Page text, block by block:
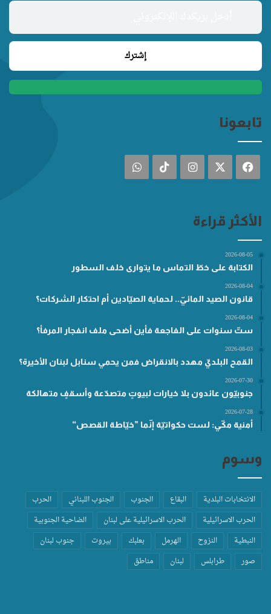
تابعونا
فيسبوك انستقرام ‫TikTokواتساب
الأكثر قراءة
2026-08-05
الكتابة على خطّ التماس ما يتوارى خلف السطور
2026-08-04
قانون الصيد المائيّ.. لحماية الصيّادين أم احتكار الشركات؟
2026-08-04
ستّ سنوات على الفاجعة فأين أضحى ملف انفجار المرفأ؟
2026-08-03
القمح البلديّ مهدد بالانقراض فمن يحمي سنابل لبنان الأخيرة؟
2026-07-30
جنوبيّون عائدون بلا خيارات لبيوتٍ متصدّعة وأسقفٍ متهالكة
2026-07-28
أمنية مكّي: لست حكواتيّة إنّما ”خيّاطة القصص“
وسوم
الانتخابات البلدية البقاع الجنوب الجنوب اللبناني
الحرب
الحرب الاسرائيلية
الحرب الاسرائيلية على لبنان
الضاحية الجنوبية
النبطية
النزوح الهرمل بعلبك بيروت
جنوب لبنان
صور
طرابلس لبنان مناطق